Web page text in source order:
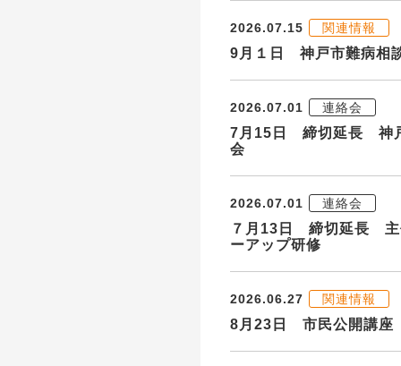
2026.07.15 関連情報
9月１日 神戸市難病相
2026.07.01 連絡会
7月15日 締切延長 神
会
2026.07.01 連絡会
７月13日 締切延長 主
ーアップ研修
2026.06.27 関連情報
8月23日 市民公開講座